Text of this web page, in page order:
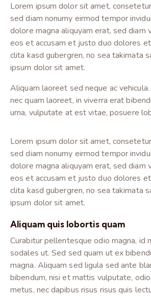
Lorem ipsum dolor sit amet,
sed diam nonumy eirmod tempor
dolore magna aliquyam erat, sed diam
eos et accusam et justo duo dolores
clita kasd gubergren, no sea takimata
ipsum dolor sit amet.
Aliquam laoreet sed neque ac
nec quam laoreet, in viverra erat
urna, vulputate at est vitae, posuere
Lorem ipsum dolor sit amet,
sed diam nonumy eirmod tempor
dolore magna aliquyam erat, sed diam
eos et accusam et justo duo dolores
clita kasd gubergren, no sea takimata
ipsum dolor sit amet.
Aliquam quis lobortis quam
Curabitur pellentesque odio magna, id
sodales ut. Sed sed quam ut ex
magna. Aliquam sed ligula sed ante
bibendum, nisi et mattis vulputate,
metus, nec dapibus risus risus quis